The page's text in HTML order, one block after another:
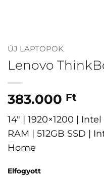
ÚJ LAPTOPOK
Lenovo
383.000 Ft
14″ | 1920×1200 |
RAM | 512GB SSD |
Home
Elfogyott